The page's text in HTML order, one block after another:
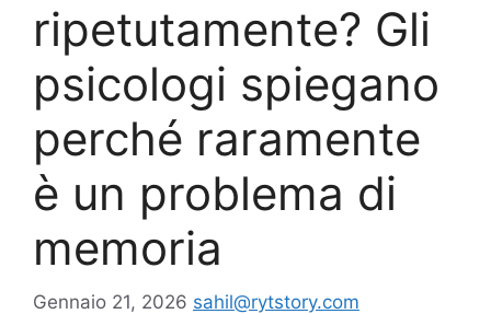
ripetutamente? Gli
psicologi spiegano
perché raramente
è un problema di
memoria
Gennaio 21, 2026 sahil@rytstory.com